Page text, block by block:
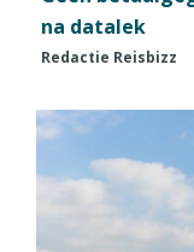
na datalek
Redactie Reisbizz